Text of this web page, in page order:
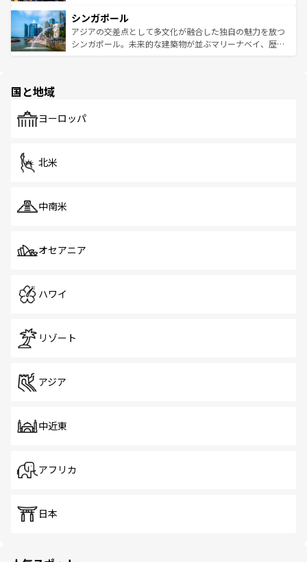
参照してほしい。
激する。気候は一年中温暖で、どの季節にも異なる楽しみ
が待っている。親しみやすいタイの人々、仏教を中心とし
た文化、そして多様な観光資源が、訪れる旅人を魅了し続
み、どこを訪れても感動するはず。観光スポットが密集し
ており、効率よく見どころを回れるのも魅力。息をのむよ
うな絶景から文化的な体験まで、香港を存分に楽しみ尽く
シンガポール
アジアの交差点として多文化が融合した独自の魅力を放つ
シンガポール。未来的な建築物が並ぶマリーナベイ、歴史
で、ホーカーズは地元の風情を楽しめる外せないスポット
国と地域
ヨーロッパ
北米
中南米
オセアニア
ハワイ
リゾート
アジア
中近東
アフリカ
日本